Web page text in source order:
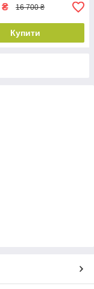
₴ 16 700 ₴
Купити